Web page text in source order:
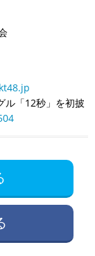
ル「12秒」を初披